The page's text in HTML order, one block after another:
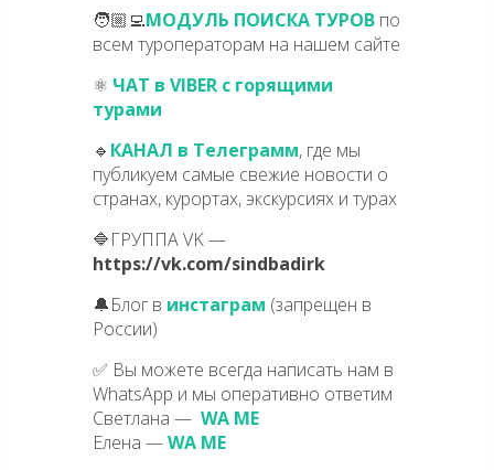
🧑🏼‍💻МОДУЛЬ ПОИСКА ТУРОВ по
всем туроператорам на нашем сайте
⚛️ ЧАТ в VIBER с горящими
турами
🔹 КАНАЛ в Телеграмм, где мы
публикуем самые свежие новости о
странах, курортах, экскурсиях и турах
🔷ГРУППА VK —
https://vk.com/sindbadirk
🔔Блог в инстаграм (запрещен в
России)
✅ Вы можете всегда написать нам в
WhatsApp и мы оперативно ответим
Светлана — WA ME
Елена —WA ME